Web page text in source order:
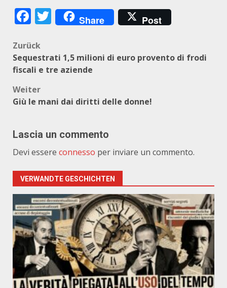
Facebook
Twitter
Share Post
Beitragsnavigation
Zurück
Sequestrati 1,5 milioni di euro provento di frodi
fiscali e tre aziende
Weiter
Giù le mani dai diritti delle donne!
Lascia un commento
Devi essere connesso per inviare un commento.
VERWANDTE GESCHICHTEN